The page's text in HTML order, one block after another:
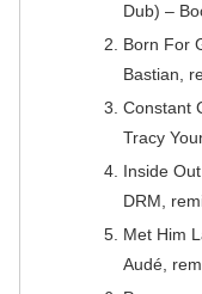
Dub) –
Born For
Bastian,
Constant
Tracy
Inside
DRM,
Met Him
Audé,